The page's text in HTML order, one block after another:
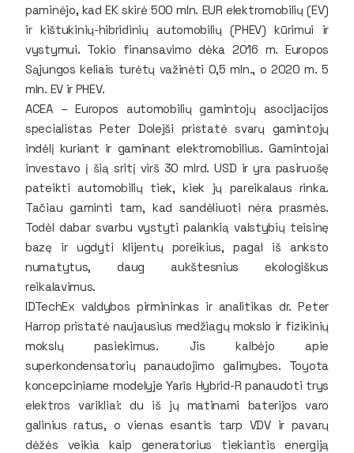
paminėjo, kad EK skirė 500 mln. EUR elektromobilių (EV)
ir kištukinių-hibridinių automobilių (PHEV) kūrimui ir
vystymui. Tokio finansavimo dėka 2016 m. Europos
Sąjungos keliais turėtų važinėti 0,5 mln., o 2020 m. 5
mln. EV ir PHEV.
ACEA – Europos automobilių gamintojų asocijacijos
specialistas Peter Dolejši pristatė svarų gamintojų
indėlį kuriant ir gaminant elektromobilius. Gamintojai
investavo į šią sritį virš 30 mlrd. USD ir yra pasiruošę
pateikti automobilių tiek, kiek jų pareikalaus rinka.
Tačiau gaminti tam, kad sandėliuoti nėra prasmės.
Todėl dabar svarbu vystyti palankią valstybių teisinę
bazę ir ugdyti klijentų poreikius, pagal iš anksto
numatytus, daug aukštesnius ekologiškus
reikalavimus.
IDTechEx valdybos pirmininkas ir analitikas dr. Peter
Harrop pristatė naujausius medžiagų mokslo ir fizikinių
mokslų pasiekimus. Jis kalbėjo apie
superkondensatorių panaudojimo galimybes. Toyota
koncepciniame modelyje Yaris Hybrid-R panaudoti trys
elektros varikliai: du iš jų matinami baterijos varo
galinius ratus, o vienas esantis tarp VDV ir pavarų
dėžės veikia kaip generatorius tiekiantis energiją